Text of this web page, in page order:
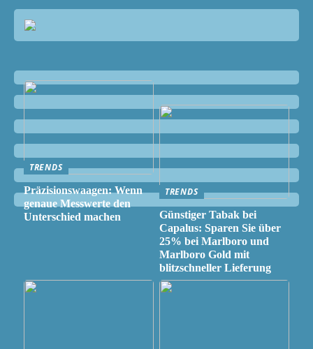
TRENDS
Präzisionswaagen: Wenn
genaue Messwerte den
Unterschied machen
TRENDS
Günstiger Tabak bei
Capalus: Sparen Sie über
25% bei Marlboro und
Marlboro Gold mit
blitzschneller Lieferung